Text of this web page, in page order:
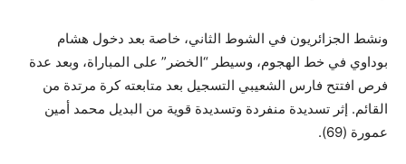
ونشط الجزائريون في الشوط الثاني، خاصة بعد دخول هشام
بوداوي في خط الهجوم، وسيطر “الخضر” على المباراة، وبعد عدة
فرص افتتح فارس الشعيبي التسجيل بعد متابعته كرة مرتدة من
القائم. إثر تسديدة منفردة وتسديدة قوية من البديل محمد أمين
عمورة (69).